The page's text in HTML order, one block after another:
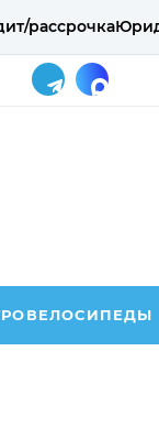
рассрочка